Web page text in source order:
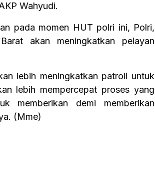
Wahyudi.
pada momen HUT polri ini, Polri,
akan meningkatkan pelayan
lebih meningkatkan patroli untuk
lebih mempercepat proses yang
memberikan demi memberikan
(Mme)